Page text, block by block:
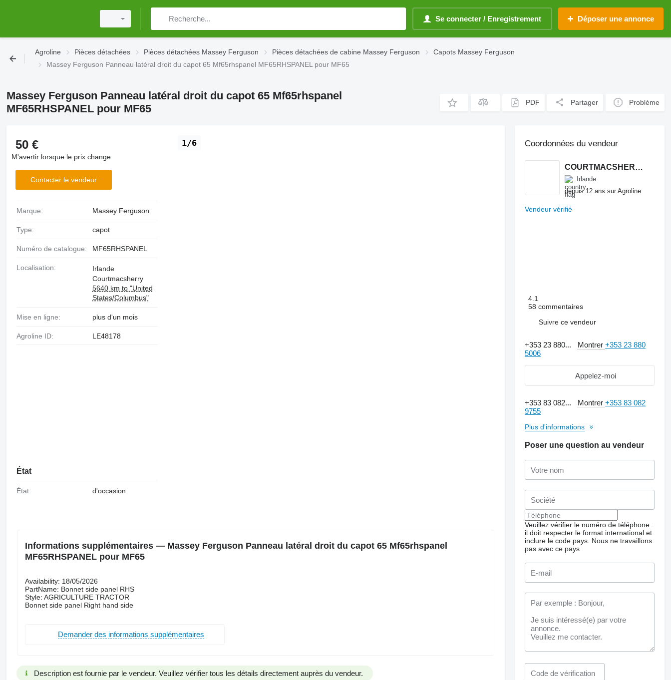
Se connecter / Enregistrement Déposer une annonce
Agroline Pièces détachées Pièces détachées Massey Ferguson Pièces détachées de cabine Massey Ferguson
Capots Massey Ferguson
Massey Ferguson Panneau latéral droit du capot 65 Mf65rhspanel MF65RHSPANEL pour MF65
Massey Ferguson Panneau latéral droit du capot 65 Mf65rhspanel
MF65RHSPANEL pour MF65
PDF Partager Problème
1/6
50 €
M'avertir lorsque le prix change
Contacter le vendeur
Marque: Massey Ferguson
Type: capot
Numéro de catalogue: MF65RHSPANEL
Localisation:
Irlande
Courtmacsherry
5640 km to "United
States/Columbus"
Mise en ligne: plus d'un mois
Agroline ID: LE48178
État
État: d'occasion
Informations supplémentaires — Massey Ferguson Panneau latéral droit du capot 65 Mf65rhspanel
MF65RHSPANEL pour MF65
Availability: 18/05/2026
PartName: Bonnet side panel RHS
Style: AGRICULTURE TRACTOR
Bonnet side panel Right hand side
Demander des informations supplémentaires
Description est fournie par le vendeur. Veuillez vérifier tous les détails directement auprès du vendeur.
Coordonnées du vendeur
COURTMACSHERRY MACHINERY LTD
Irlande
depuis 12 ans sur Agroline
Vendeur vérifié
4.1
58 commentaires
Suivre ce vendeur
+353 23 880... Montrer+353 23 880
5006
Appelez-moi
+353 83 082... Montrer+353 83 082
9755
Plus d'informations
Poser une question au vendeur
Veuillez vérifier le numéro de téléphone :
il doit respecter le format international et
inclure le code pays. Nous ne travaillons
pas avec ce pays